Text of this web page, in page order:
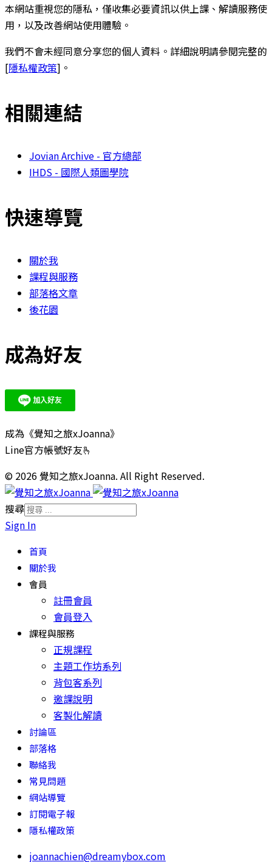
本網站重視您的隱私，僅收集必要資訊以供上課、解讀服務使
用，以及改善網站使用體驗。
我們不會未經同意分享您的個人資料。詳細說明請參閱完整的
[隱私權政策]。
相關連結
Jovian Archive - 官方總部
IHDS - 國際人類圖學院
快速導覽
關於我
課程與服務
部落格文章
後花園
成為好友
成為《覺知之旅xJoanna》
Line官方帳號好友🫰
© 2026 覺知之旅xJoanna. All Right Reserved.
搜尋
Sign In
首頁
關於我
會員
註冊會員
會員登入
課程與服務
正規課程
主題工作坊系列
背包客系列
邀課說明
客製化解讀
討論區
部落格
聯絡我
常見問題
網站導覽
訂閱電子報
隱私權政策
joannachien@dreamybox.com